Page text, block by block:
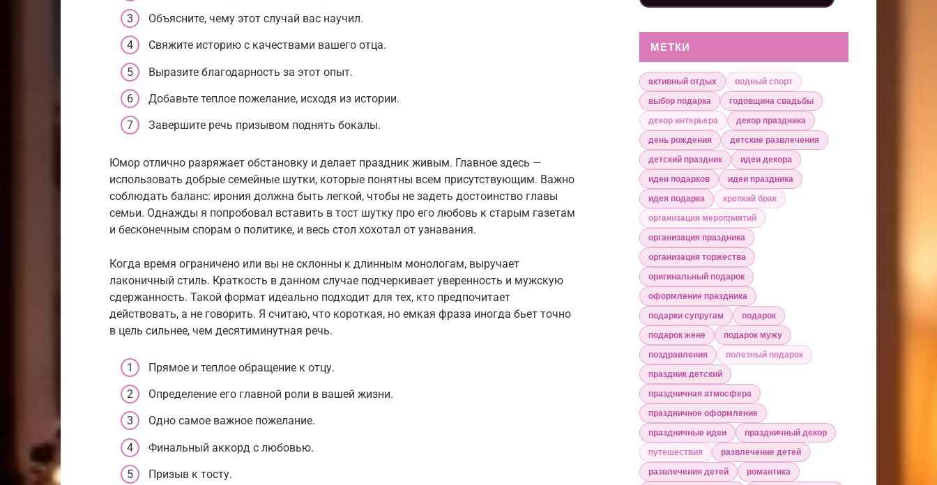
Объясните, чему этот случай вас научил.
Свяжите историю с качествами вашего отца.
Выразите благодарность за этот опыт.
Добавьте теплое пожелание, исходя из истории.
Завершите речь призывом поднять бокалы.
Юмор отлично разряжает обстановку и делает праздник живым. Главное здесь —
использовать добрые семейные шутки, которые понятны всем присутствующим. Важно
соблюдать баланс: ирония должна быть легкой, чтобы не задеть достоинство главы
семьи. Однажды я попробовал вставить в тост шутку про его любовь к старым газетам
и бесконечным спорам о политике, и весь стол хохотал от узнавания.
Когда время ограничено или вы не склонны к длинным монологам, выручает
лаконичный стиль. Краткость в данном случае подчеркивает уверенность и мужскую
сдержанность. Такой формат идеально подходит для тех, кто предпочитает
действовать, а не говорить. Я считаю, что короткая, но емкая фраза иногда бьет точно
в цель сильнее, чем десятиминутная речь.
Прямое и теплое обращение к отцу.
Определение его главной роли в вашей жизни.
Одно самое важное пожелание.
Финальный аккорд с любовью.
Призыв к тосту.
МЕТКИ
активный отдых
водный спорт
выбор подарка
годовщина свадьбы
декор интерьера
декор праздника
день рождения
детские развлечения
детский праздник
идеи декора
идеи подарков
идеи праздника
идея подарка
крепкий брак
организация мероприятий
организация праздника
организация торжества
оригинальный подарок
оформление праздника
подарки супругам
подарок
подарок жене
подарок мужу
поздравления
полезный подарок
праздник детский
праздничная атмосфера
праздничное оформление
праздничные идеи
праздничный декор
путешествия
развлечение детей
развлечения детей
романтика